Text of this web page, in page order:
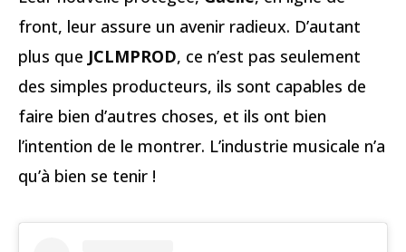
front, leur assure un avenir radieux. D’autant
plus que JCLMPROD, ce n’est pas seulement
des simples producteurs, ils sont capables de
faire bien d’autres choses, et ils ont bien
l’intention de le montrer. L’industrie musicale n’a
qu’à bien se tenir !